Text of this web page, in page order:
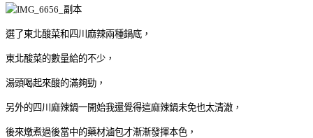
選了東北酸菜和四川麻辣兩種鍋底，
東北酸菜的數量給的不少，
湯頭喝起來酸的滿夠勁，
另外的四川麻辣鍋一開始我還覺得這麻辣鍋未免也太清澈，
後來燉煮過後當中的藥材滷包才漸漸發揮本色，